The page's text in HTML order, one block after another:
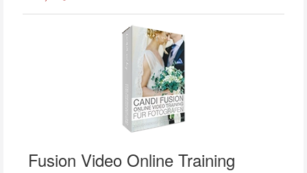
Fusion Video Online Training